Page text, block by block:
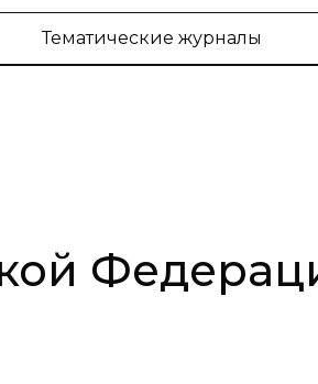
Тематические журналы